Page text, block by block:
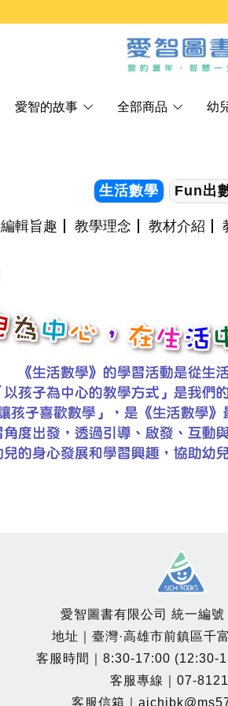
愛智的故事 全部商品 幼
生活數學 Fun出
編輯旨趣 教學理念 教材介紹
愛智圖書有限公司 統一編
地址｜臺灣·高雄市前鎮區千
客服時間｜8:30-17:00 (12:30-
客服專線｜07-
客服信箱｜